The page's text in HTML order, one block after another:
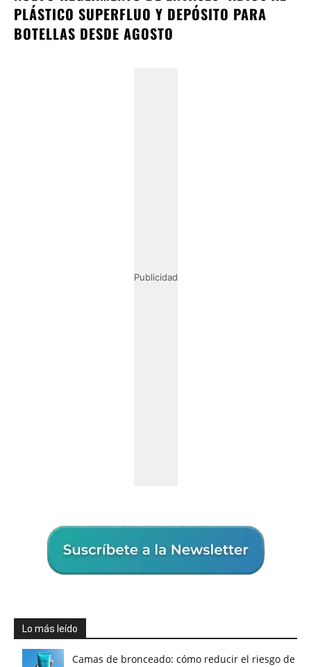
PLÁSTICO SUPERFLUO Y DEPÓSITO PARA
BOTELLAS DESDE AGOSTO
Publicidad
Lo más leído
Camas de bronceado: cómo reducir el riesgo de